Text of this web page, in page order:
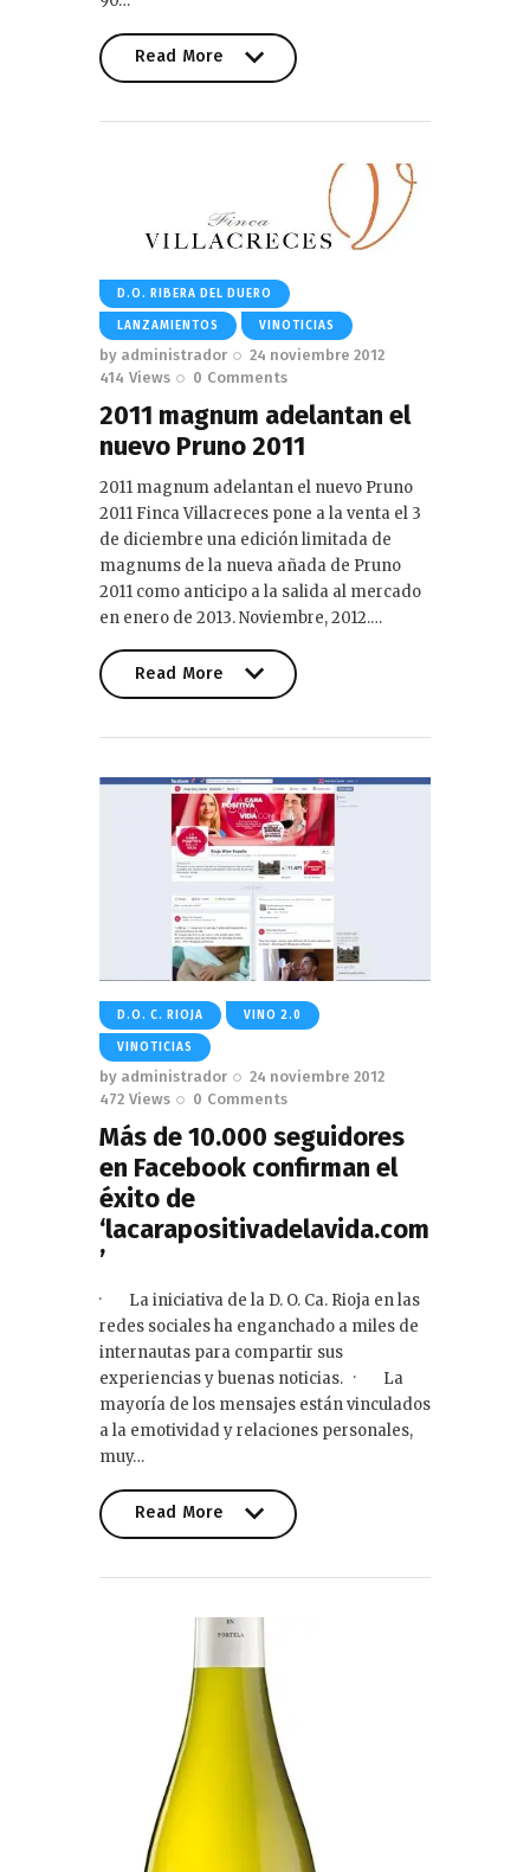
Read More
D.O. RIBERA DEL DUERO
LANZAMIENTOS VINOTICIAS
by administrador
24 noviembre 2012
414 Views 0 Comments
2011 magnum adelantan el
nuevo Pruno 2011
2011 magnum adelantan el nuevo Pruno
2011 Finca Villacreces pone a la venta el 3
de diciembre una edición limitada de
magnums de la nueva añada de Pruno
2011 como anticipo a la salida al mercado
en enero de 2013. Noviembre, 2012.…
Read More
D.O. C. RIOJA VINO 2.0
VINOTICIAS
by administrador
24 noviembre 2012
472 Views 0 Comments
Más de 10.000 seguidores
en Facebook confirman el
éxito de
‘lacarapositivadelavida.com
’
· La iniciativa de la D. O. Ca. Rioja en las
redes sociales ha enganchado a miles de
internautas para compartir sus
experiencias y buenas noticias. · La
mayoría de los mensajes están vinculados
a la emotividad y relaciones personales,
muy…
Read More